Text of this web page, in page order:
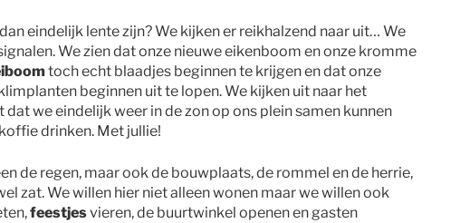
eindelijk lente zijn? We kijken er reikhalzend naar uit… We
We zien dat onze nieuwe eikenboom en onze kromme
toch echt blaadjes beginnen te krijgen en dat onze
beginnen uit te lopen. We kijken uit naar het
dat we eindelijk weer in de zon op ons plein samen kunnen
drinken. Met jullie!
de regen, maar ook de bouwplaats, de rommel en de herrie,
zat. We willen hier niet alleen wonen maar we willen ook
feestjesvieren, de buurtwinkel openen en gasten